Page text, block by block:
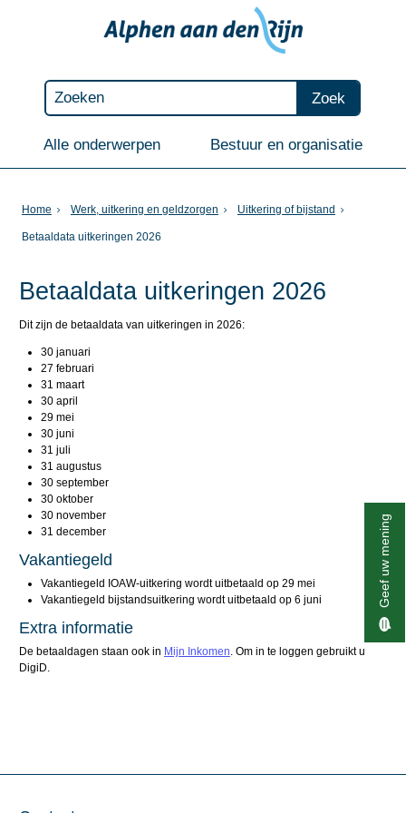
Zoek
Alle onderwerpen Bestuur en organisatie
Home Werk, uitkering en geldzorgen Uitkering of bijstand
Betaaldata uitkeringen 2026
Betaaldata uitkeringen 2026
Dit zijn de betaaldata van uitkeringen in 2026:
30 januari
27 februari
31 maart
30 april
29 mei
30 juni
31 juli
31 augustus
30 september
30 oktober
30 november
31 december
Vakantiegeld
Vakantiegeld IOAW-uitkering wordt uitbetaald op 29 mei
Vakantiegeld bijstandsuitkering wordt uitbetaald op 6 juni
Extra informatie
De betaaldagen staan ook in Mijn Inkomen. Om in te loggen gebruikt u
DigiD.
Geef uw mening